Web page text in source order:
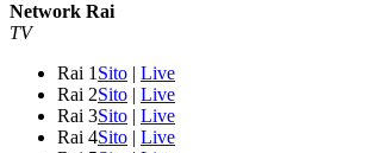
Network Rai
TV
Rai 1 Sito | Live
Rai 2Sito | Live
Rai 3Sito | Live
Rai 4Sito | Live